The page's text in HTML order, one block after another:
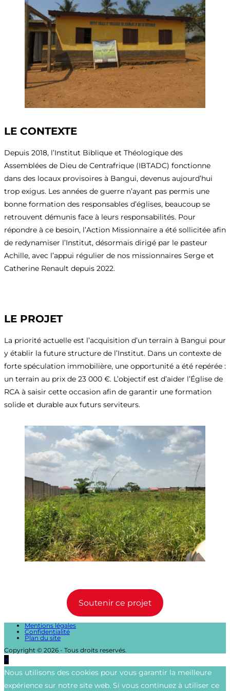
LE CONTEXTE
Depuis 2018, l’Institut Biblique et Théologique des
Assemblées de Dieu de Centrafrique (IBTADC) fonctionne
dans des locaux provisoires à Bangui, devenus aujourd’hui
trop exigus. Les années de guerre n’ayant pas permis une
bonne formation des responsables d’églises, beaucoup se
retrouvent démunis face à leurs responsabilités. Pour
répondre à ce besoin, l’Action Missionnaire a été sollicitée afin
de redynamiser l’Institut, désormais dirigé par le pasteur
Achille, avec l’appui régulier de nos missionnaires Serge et
Catherine Renault depuis 2022.
LE PROJET
La priorité actuelle est l’acquisition d’un terrain à Bangui pour
y établir la future structure de l’Institut. Dans un contexte de
forte spéculation immobilière, une opportunité a été repérée :
un terrain au prix de 23 000 €. L’objectif est d’aider l’Église de
RCA à saisir cette occasion afin de garantir une formation
solide et durable aux futurs serviteurs.
Soutenir ce projet
Mentions légales
Confidentialité
Plan du site
Copyright © 2026 - Tous droits reservés.
Nous utilisons des cookies pour vous garantir la meilleure
expérience sur notre site web. Si vous continuez à utiliser ce